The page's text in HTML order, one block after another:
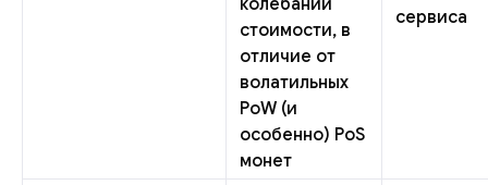
колебаний
стоимости, в
отличие от
волатильных
PoW (и
особенно) PoS
монет
сервиса